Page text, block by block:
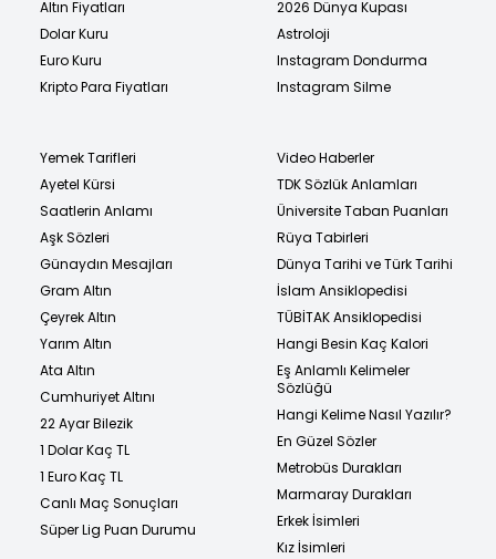
Altın Fiyatları
Dolar Kuru
Euro Kuru
Kripto Para Fiyatları
2026 Dünya Kupası
Astroloji
Instagram Dondurma
Instagram Silme
Yemek Tarifleri
Ayetel Kürsi
Saatlerin Anlamı
Aşk Sözleri
Günaydın Mesajları
Gram Altın
Çeyrek Altın
Yarım Altın
Ata Altın
Cumhuriyet Altını
22 Ayar Bilezik
1 Dolar Kaç TL
1 Euro Kaç TL
Canlı Maç Sonuçları
Süper Lig Puan Durumu
Video Haberler
TDK Sözlük Anlamları
Üniversite Taban Puanları
Rüya Tabirleri
Dünya Tarihi ve Türk Tarihi
İslam Ansiklopedisi
TÜBİTAK Ansiklopedisi
Hangi Besin Kaç Kalori
Eş Anlamlı Kelimeler
Sözlüğü
Hangi Kelime Nasıl Yazılır?
En Güzel Sözler
Metrobüs Durakları
Marmaray Durakları
Erkek İsimleri
Kız İsimleri